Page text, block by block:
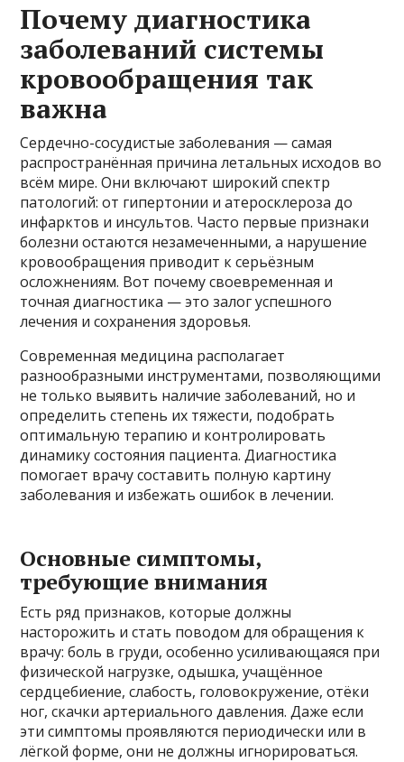
Почему диагностика
заболеваний системы
кровообращения так
важна
Сердечно-сосудистые заболевания — самая
распространённая причина летальных исходов во
всём мире. Они включают широкий спектр
патологий: от гипертонии и атеросклероза до
инфарктов и инсультов. Часто первые признаки
болезни остаются незамеченными, а нарушение
кровообращения приводит к серьёзным
осложнениям. Вот почему своевременная и
точная диагностика — это залог успешного
лечения и сохранения здоровья.
Современная медицина располагает
разнообразными инструментами, позволяющими
не только выявить наличие заболеваний, но и
определить степень их тяжести, подобрать
оптимальную терапию и контролировать
динамику состояния пациента. Диагностика
помогает врачу составить полную картину
заболевания и избежать ошибок в лечении.
Основные симптомы,
требующие внимания
Есть ряд признаков, которые должны
насторожить и стать поводом для обращения к
врачу: боль в груди, особенно усиливающаяся при
физической нагрузке, одышка, учащённое
сердцебиение, слабость, головокружение, отёки
ног, скачки артериального давления. Даже если
эти симптомы проявляются периодически или в
лёгкой форме, они не должны игнорироваться.